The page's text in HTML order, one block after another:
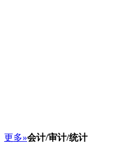
更多»会计/审计/统计